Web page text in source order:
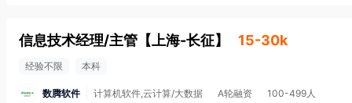
信息技术经理/主管 【 上海-长征】 15-30k
经验不限 本科
数腾软件 计算机软件,云计算/大数据 A轮融资 100-499人